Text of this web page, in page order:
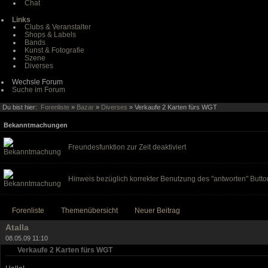
Chat
Links
Clubs & Veranstalter
Shops & Labels
Bands
Kunst & Fotografie
Szene
Diverses
Wechsle Forum
Suche im Forum
Du bist hier: Forenliste » Bazar » Diverses » Verkaufe 2 Karten fürs WGT
Bekanntmachungen
Freundesfunktion zur Zeit deaktiviert
Hinweis bezüglich korrekter Benutzung des "antworten"
Forenliste Themenübersicht Neuer Beitrag
Atalla
08.05.09 11:10
Verkaufe 2 Karten fürs WGT